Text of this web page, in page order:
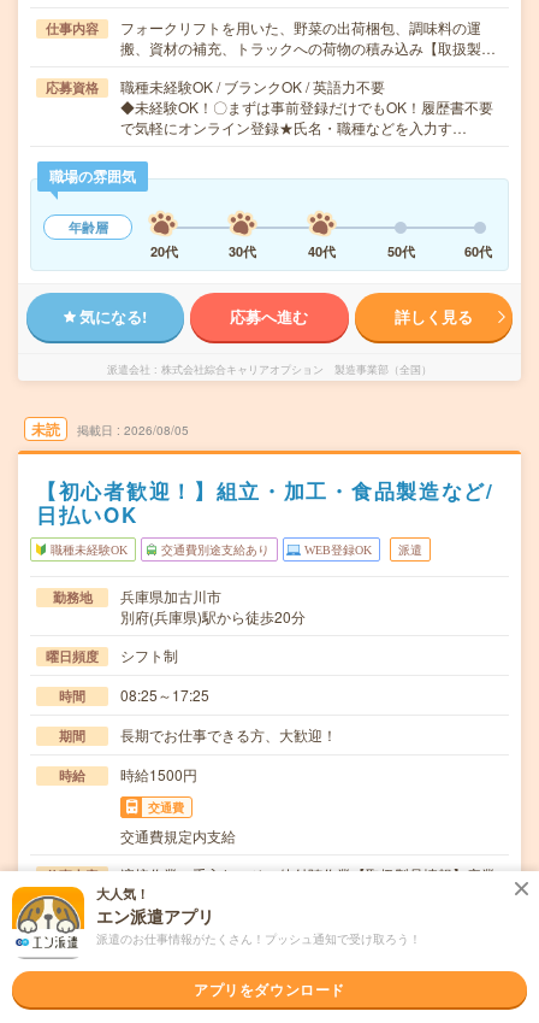
仕事内容
フォークリフトを用いた、野菜の出荷梱包、調味料の運
搬、資材の補充、トラックへの荷物の積み込み【取扱製…
応募資格
職種未経験OK / ブランクOK / 英語力不要
◆未経験OK！〇まずは事前登録だけでもOK！履歴書不要
で気軽にオンライン登録★氏名・職種などを入力す…
職場の雰囲気
年齢層
20代
30代 40代 50代 60代
気になる! 応募へ進む 詳しく見る
派遣会社 株式会社綜合キャリアオプション 製造事業部（全国）
未読 掲載日 2026/08/05
【初心者歓迎！】組立・加工・食品製造など/
日払いOK
職種未経験OK 交通費別途支給あり WEB登録OK 派遣
勤務地
兵庫県加古川市
別府(兵庫県)駅から徒歩20分
曜日頻度 シフト制
時間 08:25～17:25
期間 長期でお仕事できる方、大歓迎！
時給 時給1500円
交通費
交通費規定内支給
仕事内容
溶接作業・手入れ・その他付随作業【取扱製品情報】産業
用火力発電ガスタービン燃焼器≪待遇・福利厚生≫・…
応募資格
職種未経験OK / ブランクOK / 英語力不要
は事前登録だけでもOK！履歴書不要で気…
大人気！
エン派遣アプリ
派遣のお仕事情報がたくさん！プッシュ通知で受け取ろう！
アプリをダウンロード